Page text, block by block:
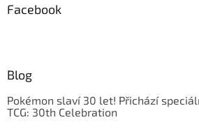
Facebook
Blog
Pokémon slaví 30 let! Přichází
TCG: 30th Celebration